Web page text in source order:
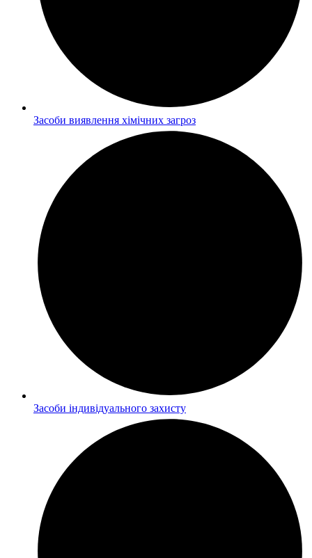
Засоби виявлення хімічних загроз
Засоби індивідуального захисту